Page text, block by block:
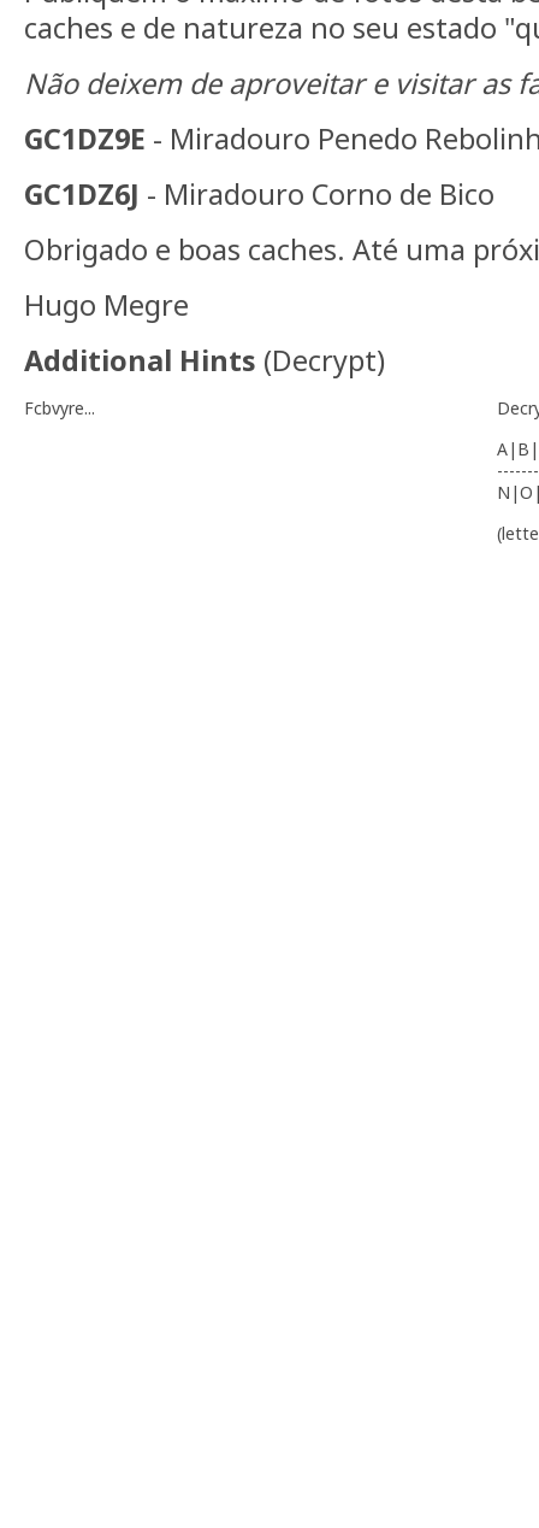
caches e de natureza no seu estado
Não deixem de aproveitar e visitar as
GC1DZ9E - Miradouro Penedo
GC1DZ6J - Miradouro Corno de Bico
Obrigado e boas caches. Até uma
Hugo Megre
Additional Hints (Decrypt)
Fcbvyre...